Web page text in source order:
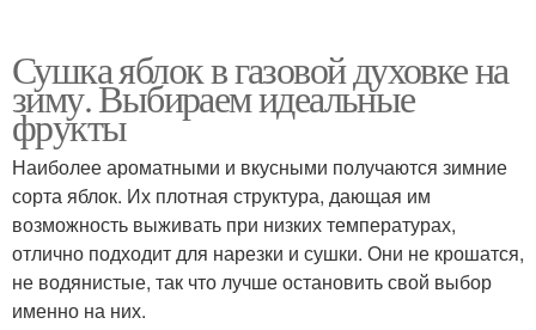
Сушка яблок в газовой духовке на
зиму. Выбираем идеальные
фрукты
Наиболее ароматными и вкусными получаются зимние
сорта яблок. Их плотная структура, дающая им
возможность выживать при низких температурах,
отлично подходит для нарезки и сушки. Они не крошатся,
не водянистые, так что лучше остановить свой выбор
именно на них.